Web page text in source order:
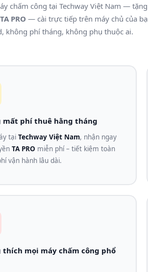
chấm công tại Techway Việt Nam —
PRO — cài trực tiếp trên máy chủ của
không phí tháng, không phụ thuộc ai.
mất phí thuê hằng tháng
tại Techway Việt Nam, nhận ngay
TA PRO miễn phí – tiết kiệm toàn
vận hành lâu dài.
thích mọi máy chấm công phổ